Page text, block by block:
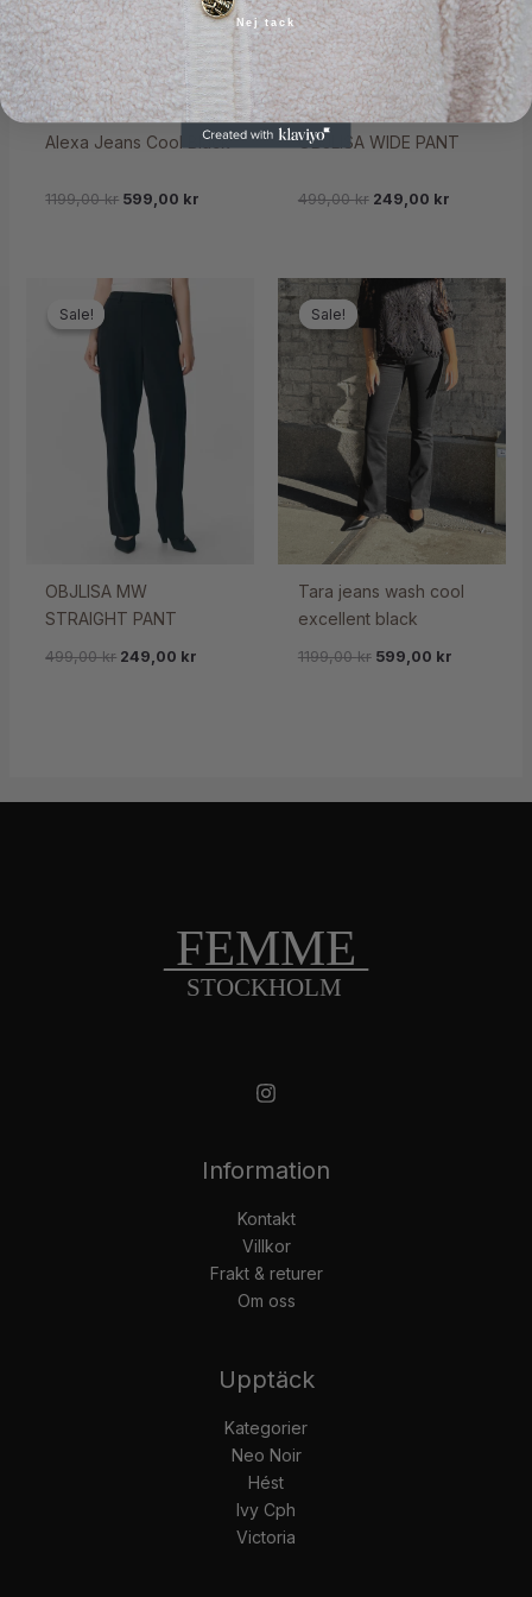
Alexa Jeans Cool Black
1199,00kr 599,00 kr
OBJLISA WIDE PANT
499,00kr 249,00 kr
Sale!
Sale!
OBJLISA MW
STRAIGHT PANT
499,00kr 249,00 kr
Sale!
Sale!
Tara jeans wash cool
excellent black
1199,00kr 599,00 kr
Information
Kontakt
Villkor
Frakt & returer
Om oss
Upptäck
Kategorier
Neo Noir
Hést
Ivy Cph
Victoria
Nej tack